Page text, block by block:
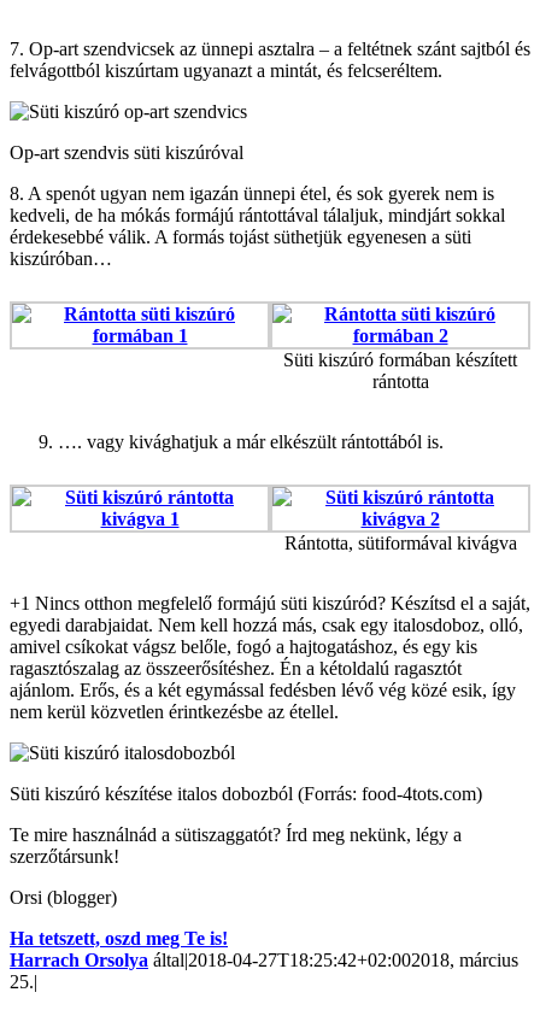
7. Op-art szendvicsek az ünnepi asztalra – a feltétnek szánt sajtból és
felvágottból kiszúrtam ugyanazt a mintát, és felcseréltem.
Op-art szendvis süti kiszúróval
8. A spenót ugyan nem igazán ünnepi étel, és sok gyerek nem is
kedveli, de ha mókás formájú rántottával tálaljuk, mindjárt sokkal
érdekesebbé válik. A formás tojást süthetjük egyenesen a süti
kiszúróban…
Süti kiszúró formában készített
rántotta
…. vagy kivághatjuk a már elkészült rántottából is.
Rántotta, sütiformával kivágva
+1 Nincs otthon megfelelő formájú süti kiszúród? Készítsd el a saját,
egyedi darabjaidat. Nem kell hozzá más, csak egy italosdoboz, olló,
amivel csíkokat vágsz belőle, fogó a hajtogatáshoz, és egy kis
ragasztószalag az összeerősítéshez. Én a kétoldalú ragasztót
ajánlom. Erős, és a két egymással fedésben lévő vég közé esik, így
nem kerül közvetlen érintkezésbe az étellel.
Süti kiszúró készítése italos dobozból (Forrás: food-4tots.com)
Te mire használnád a sütiszaggatót? Írd meg nekünk, légy a
szerzőtársunk!
Orsi (blogger)
Ha tetszett, oszd meg Te is!
Harrach Orsolya által|2018-04-27T18:25:42+02:002018, március
25.|